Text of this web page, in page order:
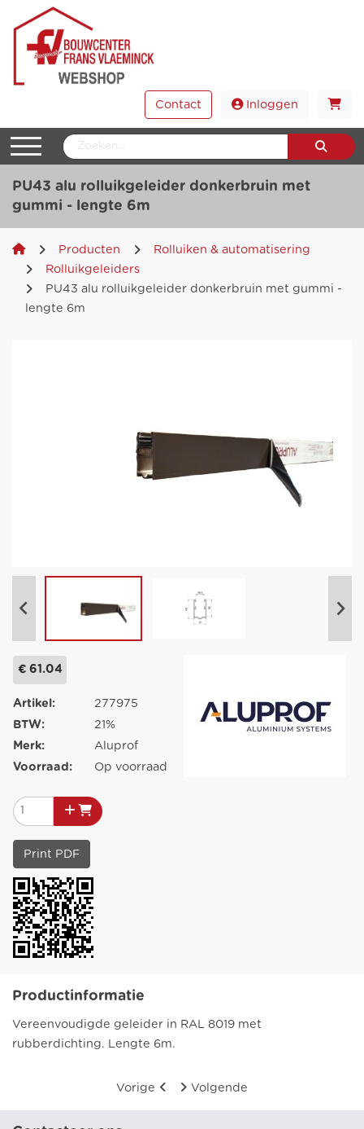
Contact Inloggen
PU43 alu rolluikgeleider donkerbruin met
gummi - lengte 6m
Producten
Rolluiken & automatisering
Rolluikgeleiders
PU43 alu rolluikgeleider donkerbruin met gummi -
lengte 6m
€ 61.04
Artikel:
277975
BTW:
21%
Merk:
Aluprof
Voorraad:
Op voorraad
Print PDF
Productinformatie
Vereenvoudigde geleider in RAL 8019 met
rubberdichting. Lengte 6m.
Vorige Volgende